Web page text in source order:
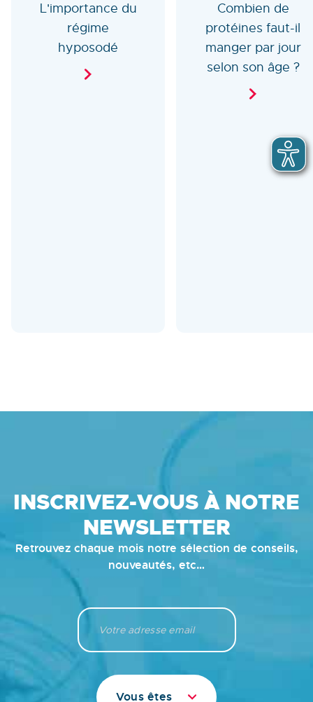
L'importance du
régime
hyposodé
Combien de
protéines faut-il
manger par jour
selon son âge ?
INSCRIVEZ-VOUS À NOTRE
NEWSLETTER
Retrouvez chaque mois notre sélection de conseils,
nouveautés, etc…
Vous êtes